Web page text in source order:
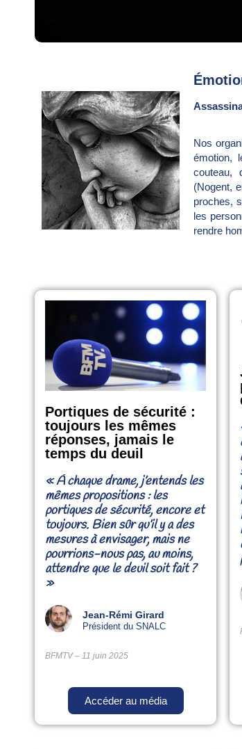
Nos
émotion,
couteau,
(Nogent,
proches,
les
rendre
Portiques de sécurité :
toujours les mêmes
réponses, jamais le
temps du deuil
« À chaque drame, j’entends les
mêmes propositions : les
portiques de sécurité, encore et
toujours. Bien sûr qu’il y a des
mesures à envisager, mais ne
pourrions-nous pas, au moins,
attendre que le deuil soit fait ?
»
Jean-Rémi Girard
Président du SNALC
BFMTV – 11 juin 2025
Accéder au média